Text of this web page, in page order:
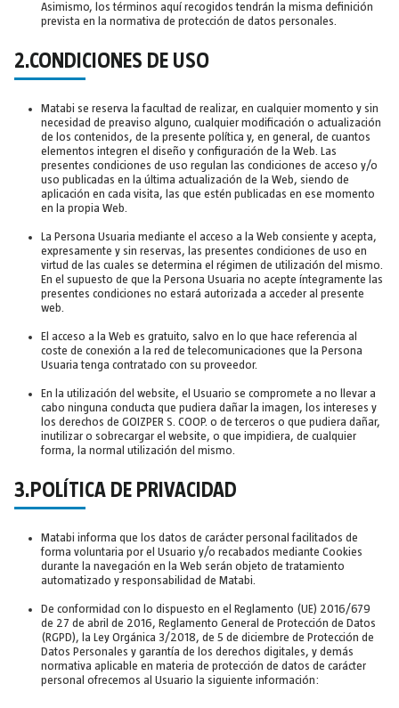
Asimismo, los términos aquí recogidos tendrán la misma definición
prevista en la normativa de protección de datos personales.
2.CONDICIONES DE USO
Matabi se reserva la facultad de realizar, en cualquier momento y sin
necesidad de preaviso alguno, cualquier modificación o actualización
de los contenidos, de la presente política y, en general, de cuantos
elementos integren el diseño y configuración de la Web. Las
presentes condiciones de uso regulan las condiciones de acceso y/o
uso publicadas en la última actualización de la Web, siendo de
aplicación en cada visita, las que estén publicadas en ese momento
en la propia Web.
La Persona Usuaria mediante el acceso a la Web consiente y acepta,
expresamente y sin reservas, las presentes condiciones de uso en
virtud de las cuales se determina el régimen de utilización del mismo.
En el supuesto de que la Persona Usuaria no acepte íntegramente las
presentes condiciones no estará autorizada a acceder al presente
web.
El acceso a la Web es gratuito, salvo en lo que hace referencia al
coste de conexión a la red de telecomunicaciones que la Persona
Usuaria tenga contratado con su proveedor.
En la utilización del website, el Usuario se compromete a no llevar a
cabo ninguna conducta que pudiera dañar la imagen, los intereses y
los derechos de GOIZPER S. COOP. o de terceros o que pudiera dañar,
inutilizar o sobrecargar el website, o que impidiera, de cualquier
forma, la normal utilización del mismo.
3.POLÍTICA DE PRIVACIDAD
Matabi informa que los datos de carácter personal facilitados de
forma voluntaria por el Usuario y/o recabados mediante Cookies
durante la navegación en la Web serán objeto de tratamiento
automatizado y responsabilidad de Matabi.
De conformidad con lo dispuesto en el Reglamento (UE) 2016/679
de 27 de abril de 2016, Reglamento General de Protección de Datos
(RGPD), la Ley Orgánica 3/2018, de 5 de diciembre de Protección de
Datos Personales y garantía de los derechos digitales, y demás
normativa aplicable en materia de protección de datos de carácter
personal ofrecemos al Usuario la siguiente información: